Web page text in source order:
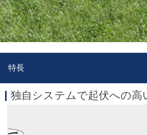
特長
独自システムで起伏への高